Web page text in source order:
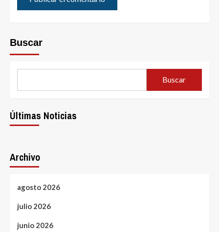
Buscar
Buscar
Últimas Noticias
Archivo
agosto 2026
julio 2026
junio 2026